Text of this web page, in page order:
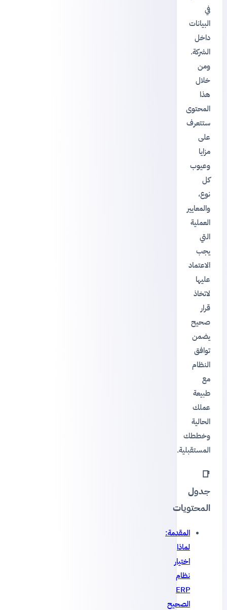
في
البيانات
داخل
الشركة.
ومن
خلال
هذا
المحتوى
ستتعرف
على
مزايا
وعيوب
كل
نوع،
والمعايير
العملية
التي
يجب
الاعتماد
عليها
لاتخاذ
قرار
صحيح
يضمن
توافق
النظام
مع
طبيعة
عملك
الحالية
وخططك
المستقبلية.
📑
جدول
المحتويات
المقدمة:
لماذا
اختيار
نظام
ERP
الصحيح